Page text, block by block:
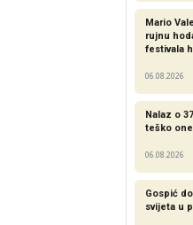
Mario
rujnu
festivala
06.08.2026
Nalaz o
teško
06.08.2026
Gospić
svijeta u